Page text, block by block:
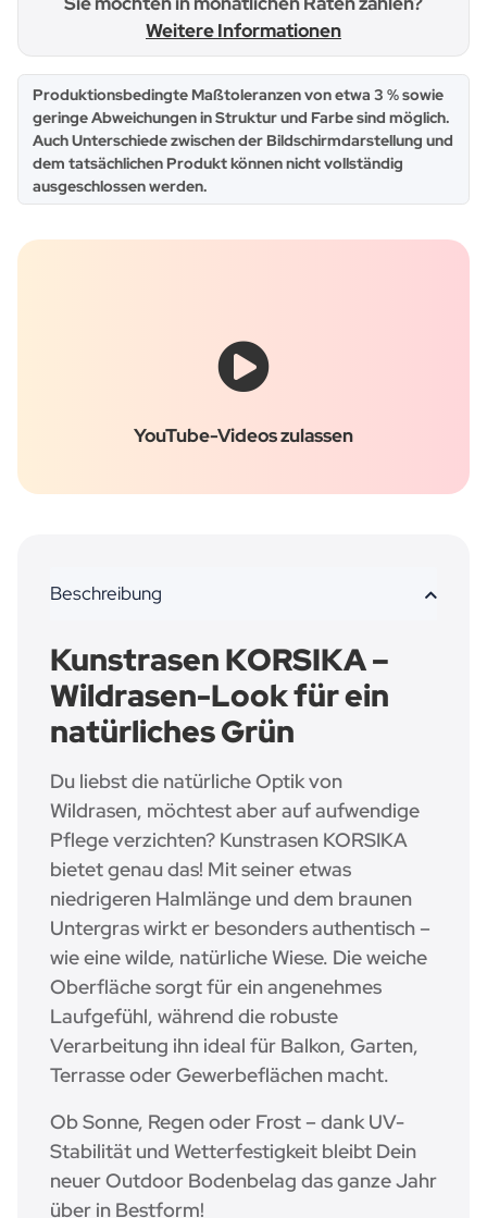
Weitere Informationen
x
Produktionsbedingte Maßtoleranzen von etwa 3 % sowie
geringe Abweichungen in Struktur und Farbe sind möglich.
Auch Unterschiede zwischen der Bildschirmdarstellung und
dem tatsächlichen Produkt können nicht vollständig
ausgeschlossen werden.
YouTube-Videos zulassen
Beschreibung
Kunstrasen KORSIKA –
Wildrasen-Look für ein
natürliches Grün
Du liebst die natürliche Optik von
Wildrasen, möchtest aber auf aufwendige
Pflege verzichten? Kunstrasen KORSIKA
bietet genau das! Mit seiner etwas
niedrigeren Halmlänge und dem braunen
Untergras wirkt er besonders authentisch –
wie eine wilde, natürliche Wiese. Die weiche
Oberfläche sorgt für ein angenehmes
Laufgefühl, während die robuste
Verarbeitung ihn ideal für Balkon, Garten,
Terrasse oder Gewerbeflächen macht.
Ob Sonne, Regen oder Frost – dank UV-
Stabilität und Wetterfestigkeit bleibt Dein
neuer Outdoor Bodenbelag das ganze Jahr
über in Bestform!